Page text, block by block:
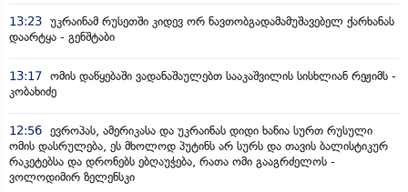
13:23 უკრაინამ რუსეთში კიდევ ორ ნავთობგადამამუშავებელ ქარხანას
დაარტყა - გენშტაბი
13:17 ომის დაწყებაში ვადანაშაულებთ სააკაშვილის სისხლიან რეჟიმს -
კობახიძე
12:56 ევროპას, ამერიკასა და უკრაინას დიდი ხანია სურთ რუსული
ომის დასრულება, ეს მხოლოდ პუტინს არ სურს და თავის ბალისტიკურ
რაკეტებსა და დრონებს ებღაუჭება, რათა ომი გააგრძელოს -
ვოლოდიმირ ზელენსკი